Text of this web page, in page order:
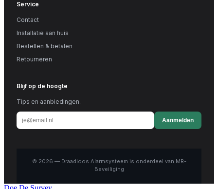
Service
Contact
Installatie aan huis
Bestellen & betalen
Retourneren
Blijf op de hoogte
Tips en aanbiedingen.
Aanmelden
© 2026 — Draadloos Alarmsysteem is onderdeel van MR-
Beveiliging